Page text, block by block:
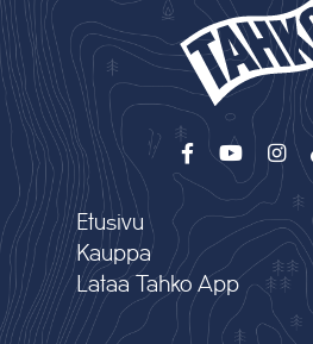
Etusivu
Kauppa
Lataa Tahko App